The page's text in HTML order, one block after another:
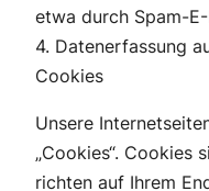
etwa durch Spam-
4. Datenerfassung
Cookies
Unsere
„Cookies“. Cookies
richten auf Ihrem